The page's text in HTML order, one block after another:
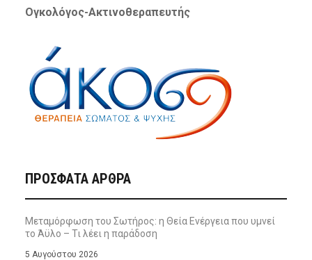
Ογκολόγος-Ακτινοθεραπευτής
ΠΡΌΣΦΑΤΑ ΆΡΘΡΑ
Μεταμόρφωση του Σωτήρος: η Θεία Ενέργεια που υμνεί
το Άϋλο – Τι λέει η παράδοση
5 Αυγούστου 2026